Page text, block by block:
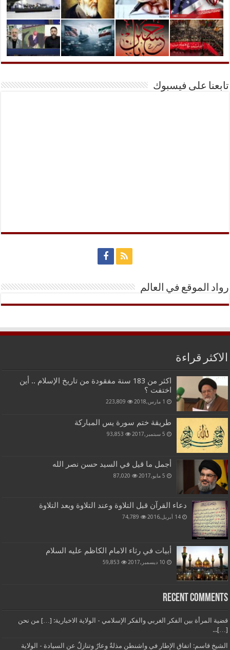
تابعنا على فيسبوك
رواد الموقع في العالم
الاكثر قراءة
اكثر من 183 سنة مفقودة من تاريخ الإسلام .. أين
اختفت ؟
1 مارس,2018 223,809
طريقة ختم سورة يس المباركة
5 سبتمبر,2017 93,853
أجمل ما قيل في السيد حسن نصر الله
5 مايو,2017 87,020
دعاء القرآن قبل التلاوة وعند التلاوة وبعد التلاوة
14 أبريل,2016 74,789
أبيات في رثاء الامام الكاظم عليه السلام
10 ديسمبر,2017 59,853
Recent Comments
قضية المرأة بين الفكر الغربي والفكر الإسلامي - الولاية الاخبارية: […] من نحن
[…]...
الشيخ قاسم: اتفاق الإطار في واشنطن مذلةٌ وعارٌ وتنازلٌ عن السيادة - الولاية